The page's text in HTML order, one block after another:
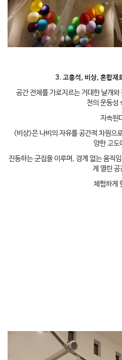
3. 고홍석, 비상, 혼합재
공간 전체를 가로지르는 거대한 날개
천의 운동성
지속된
<비상>은 나비의 자유를 공간적 차원으
양한 고도
진동하는 군집을 이루며, 경계 없는 움직
게 열린 공
체험하게